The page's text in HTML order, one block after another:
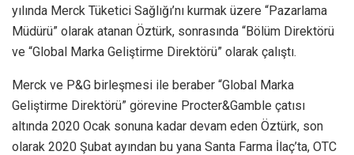
yılında Merck Tüketici Sağlığı’nı kurmak üzere “Pazarlama
Müdürü” olarak atanan Öztürk, sonrasında “Bölüm Direktörü
ve “Global Marka Geliştirme Direktörü” olarak çalıştı.
Merck ve P&G birleşmesi ile beraber “Global Marka
Geliştirme Direktörü” görevine Procter&Gamble çatısı
altında 2020 Ocak sonuna kadar devam eden Öztürk, son
olarak 2020 Şubat ayından bu yana Santa Farma İlaç’ta, OTC